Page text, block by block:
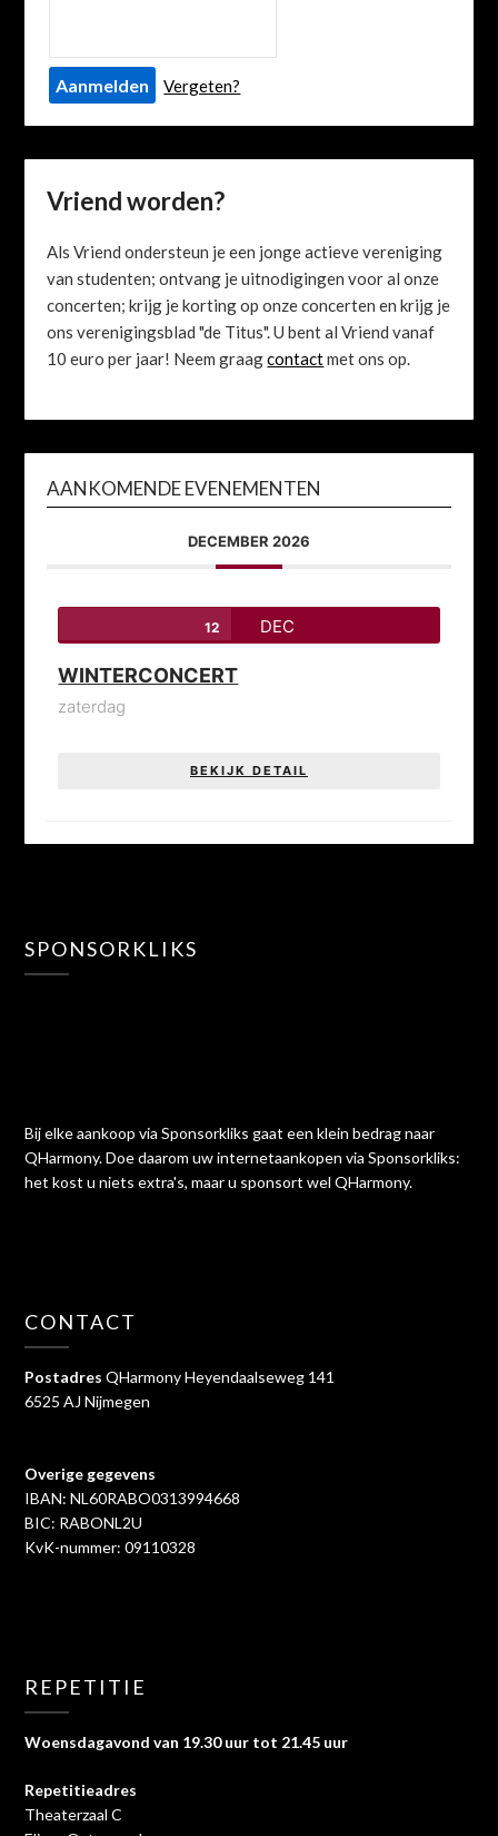
Vergeten?
Vriend worden?
Als Vriend ondersteun je een jonge actieve vereniging
van studenten; ontvang je uitnodigingen voor al onze
concerten; krijg je korting op onze concerten en krijg je
ons verenigingsblad "de Titus". U bent al Vriend vanaf
10 euro per jaar! Neem graagcontactmet ons op.
AANKOMENDE EVENEMENTEN
DECEMBER 2026
12 DEC
WINTERCONCERT
zaterdag
BEKIJK DETAIL
SPONSORKLIKS
Bij elke aankoop via Sponsorkliks gaat een klein bedrag naar
QHarmony. Doe daarom uw internetaankopen via Sponsorkliks:
het kost u niets extra's, maar u sponsort wel QHarmony.
CONTACT
Postadres QHarmony Heyendaalseweg 141
6525 AJ Nijmegen
Overige gegevens
IBAN: NL60RABO0313994668
BIC: RABONL2U
KvK-nummer: 09110328
REPETITIE
Woensdagavond van 19.30 uur tot 21.45 uur
Repetitieadres
Theaterzaal C